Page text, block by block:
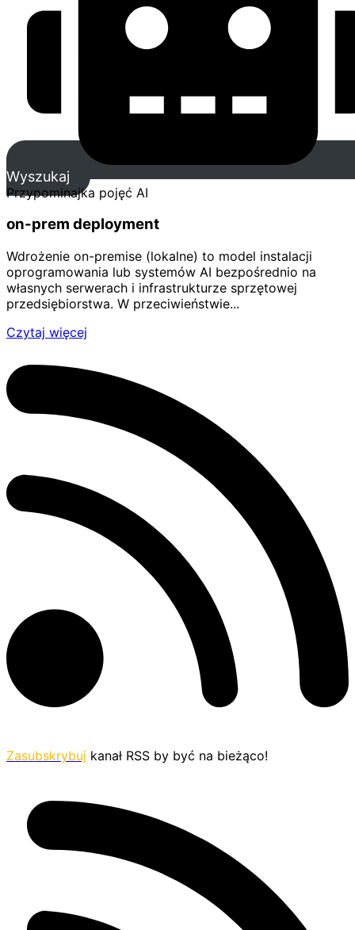
Wyszukaj
Przypominajka pojęć AI
on-prem deployment
Wdrożenie on-premise (lokalne) to model instalacji
oprogramowania lub systemów AI bezpośrednio na
własnych serwerach i infrastrukturze sprzętowej
przedsiębiorstwa. W przeciwieństwie...
Czytaj więcej
Zasubskrybuj kanał RSS by być na bieżąco!